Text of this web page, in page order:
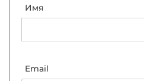
Имя
Email